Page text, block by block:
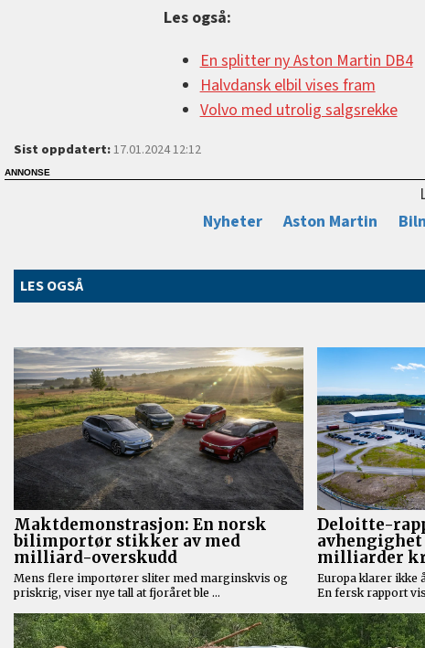
Les også:
En splitter ny Aston Martin DB4
Halvdansk elbil vises fram
Volvo med utrolig salgsrekke
Sist oppdatert:17.01.2024 12:12
Nyheter
Aston Martin
LES OGSÅ